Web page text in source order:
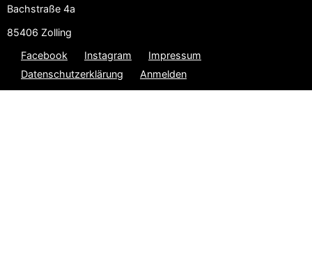
Bachstraße 4a
85406 Zolling
Facebook
Instagram
Impressum
Datenschutzerklärung
Anmelden